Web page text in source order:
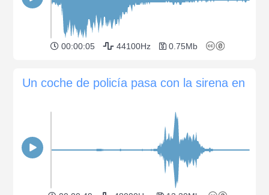
00:00:05 44100Hz 0.75Mb
Un coche de policía pasa con la sirena en